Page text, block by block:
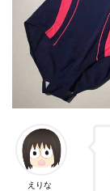
えりな